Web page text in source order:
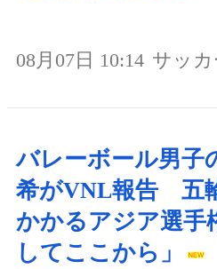
08月07日 10:14 サッ
バレーボール男子
希がVNL報告 五
かかるアジア選手
してここから」